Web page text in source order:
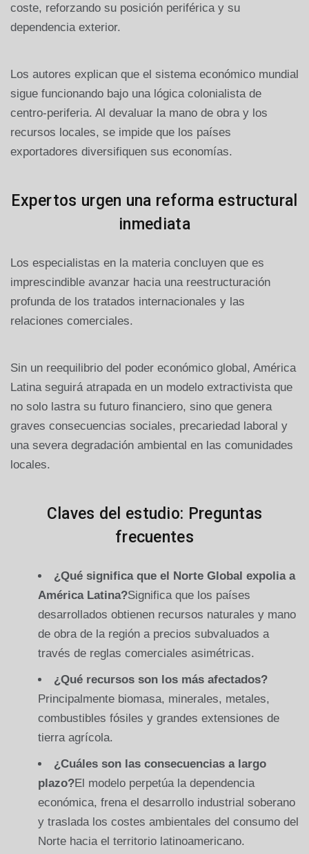
coste, reforzando su posición periférica y su
dependencia exterior.
Los autores explican que el sistema económico mundial
sigue funcionando bajo una lógica colonialista de
centro-periferia. Al devaluar la mano de obra y los
recursos locales, se impide que los países
exportadores diversifiquen sus economías.
Expertos urgen una reforma estructural
inmediata
Los especialistas en la materia concluyen que es
imprescindible avanzar hacia una reestructuración
profunda de los tratados internacionales y las
relaciones comerciales.
Sin un reequilibrio del poder económico global, América
Latina seguirá atrapada en un modelo extractivista que
no solo lastra su futuro financiero, sino que genera
graves consecuencias sociales, precariedad laboral y
una severa degradación ambiental en las comunidades
locales.
Claves del estudio: Preguntas
frecuentes
¿Qué significa que el Norte Global expolia a
América Latina?Significa que los países
desarrollados obtienen recursos naturales y mano
de obra de la región a precios subvaluados a
través de reglas comerciales asimétricas.
¿Qué recursos son los más afectados?
Principalmente biomasa, minerales, metales,
combustibles fósiles y grandes extensiones de
tierra agrícola.
¿Cuáles son las consecuencias a largo
plazo?El modelo perpetúa la dependencia
económica, frena el desarrollo industrial soberano
y traslada los costes ambientales del consumo del
Norte hacia el territorio latinoamericano.